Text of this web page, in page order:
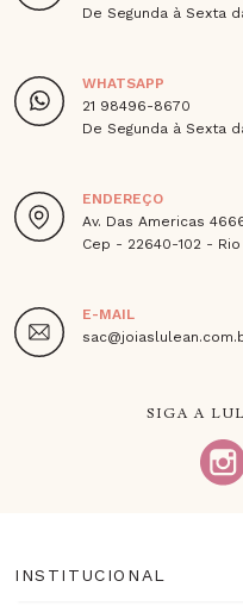
De Segunda à Sexta
WHATSAPP
21 98496-8670
De Segunda à Sexta
ENDEREÇO
Av. Das Americas
Cep - 22640-102 -
E-MAIL
SIGA A
INSTITUCIONAL